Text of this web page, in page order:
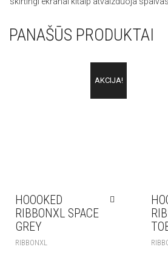
PANAŠŪS PRODUKTAI
AKCIJA!
HOOOKED
RIBBONXL SPACE
GREY
RIBBONXL